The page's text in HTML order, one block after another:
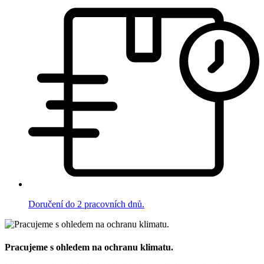
Doručení do 2 pracovních dnů.
Pracujeme s ohledem na ochranu klimatu.